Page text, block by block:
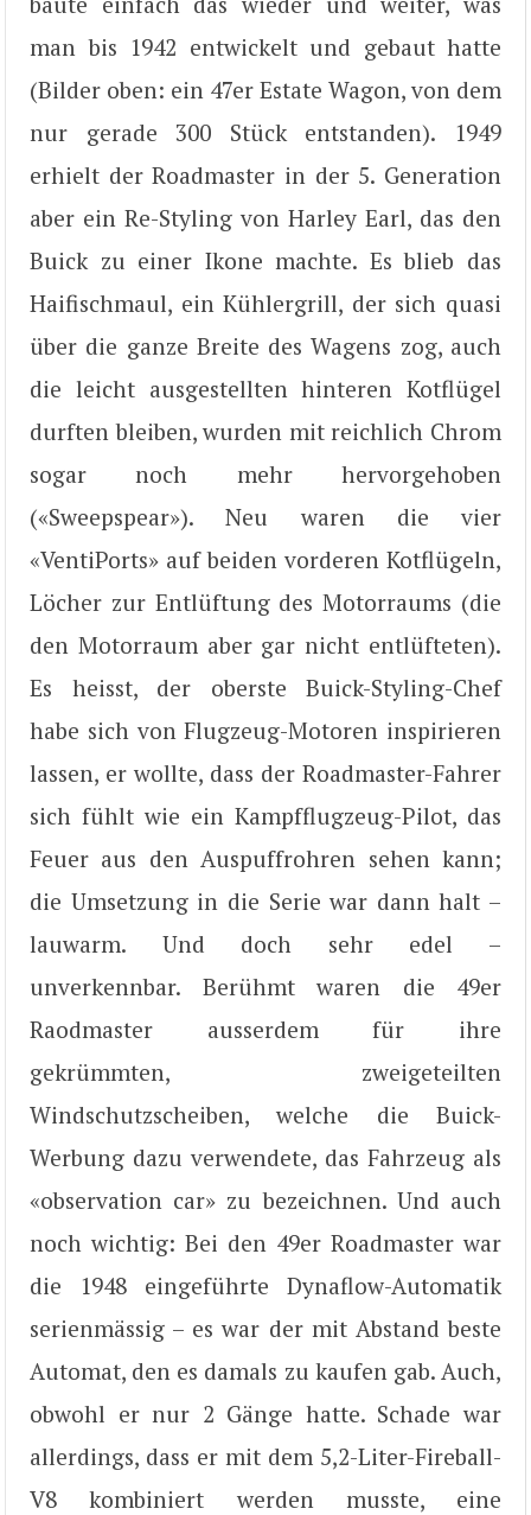
man bis 1942 entwickelt und gebaut hatte
(Bilder oben: ein 47er Estate Wagon, von dem
nur gerade 300 Stück entstanden). 1949
erhielt der Roadmaster in der 5. Generation
aber ein Re-Styling von Harley Earl, das den
Buick zu einer Ikone machte. Es blieb das
Haifischmaul, ein Kühlergrill, der sich quasi
über die ganze Breite des Wagens zog, auch
die leicht ausgestellten hinteren Kotflügel
durften bleiben, wurden mit reichlich Chrom
sogar noch mehr hervorgehoben
(«Sweepspear»). Neu waren die vier
«VentiPorts» auf beiden vorderen Kotflügeln,
Löcher zur Entlüftung des Motorraums (die
den Motorraum aber gar nicht entlüfteten).
Es heisst, der oberste Buick-Styling-Chef
habe sich von Flugzeug-Motoren inspirieren
lassen, er wollte, dass der Roadmaster-Fahrer
sich fühlt wie ein Kampfflugzeug-Pilot, das
Feuer aus den Auspuffrohren sehen kann;
die Umsetzung in die Serie war dann halt –
lauwarm. Und doch sehr edel –
unverkennbar. Berühmt waren die 49er
Raodmaster ausserdem für ihre
gekrümmten, zweigeteilten
Windschutzscheiben, welche die Buick-
Werbung dazu verwendete, das Fahrzeug als
«observation car» zu bezeichnen. Und auch
noch wichtig: Bei den 49er Roadmaster war
die 1948 eingeführte Dynaflow-Automatik
serienmässig – es war der mit Abstand beste
Automat, den es damals zu kaufen gab. Auch,
obwohl er nur 2 Gänge hatte. Schade war
allerdings, dass er mit dem 5,2-Liter-Fireball-
V8 kombiniert werden musste, eine